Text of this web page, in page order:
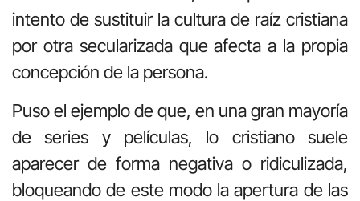
intento de sustituir la cultura de raíz cristiana
por otra secularizada que afecta a la propia
concepción de la persona.
Puso el ejemplo de que, en una gran mayoría
de series y películas, lo cristiano suele
aparecer de forma negativa o ridiculizada,
bloqueando de este modo la apertura de las